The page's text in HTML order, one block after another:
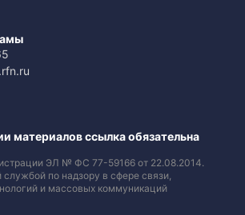
материалов ссылка обязательна
ЭЛ № ФС 77-59166 от 22.08.2014.
по надзору в сфере связи,
и массовых коммуникаций